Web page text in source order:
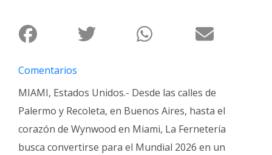
Fúnebres
Comentarios
MIAMI, Estados Unidos.- Desde las calles de
Palermo y Recoleta, en Buenos Aires, hasta el
corazón de Wynwood en Miami, La Fernetería
busca convertirse para el Mundial 2026 en un